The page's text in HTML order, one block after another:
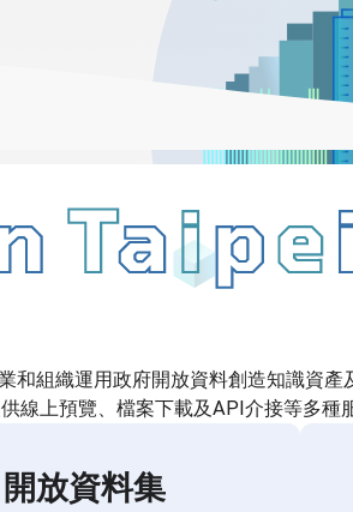
和組織運用政府開放資料創造知識資
線上預覽、檔案下載及API介接等多種
開放資料集